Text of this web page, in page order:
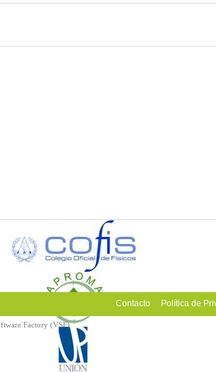
Contacto Política de
Factory (VSF)